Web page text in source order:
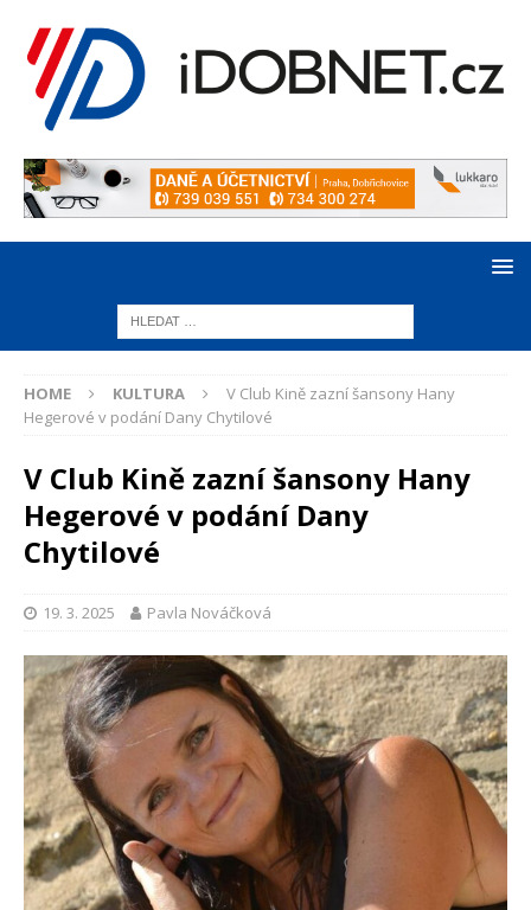
HOME KULTURA
V Club Kině zazní šansony Hany
Hegerové v podání Dany Chytilové
V Club Kině zazní šansony Hany
Hegerové v podání Dany
Chytilové
19. 3. 2025 Pavla Nováčková